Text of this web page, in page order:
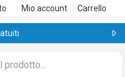
Mio account Carrello
mesi